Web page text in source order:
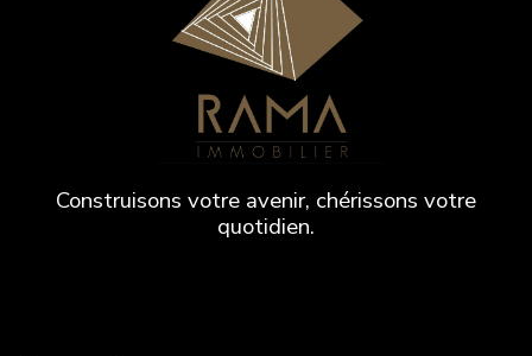
Construisons votre avenir, chérissons votre
quotidien.